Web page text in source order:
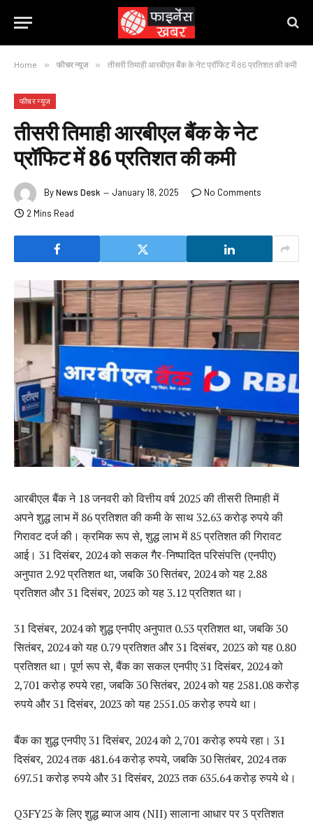
Home » फीचर न्यूज » तीसरी तिमाही आरबीएल बैंक के नेट प्रॉफिट में 86 प्रतिशत की कमी
फीचर न्यूज
तीसरी तिमाही आरबीएल बैंक के नेट
प्रॉफिट में 86 प्रतिशत की कमी
ByNews Desk January 18, 2025
No Comments
2 Mins Read
आरबीएल बैंक ने 18 जनवरी को वित्तीय वर्ष 2025 की तीसरी तिमाही में
अपने शुद्ध लाभ में 86 प्रतिशत की कमी के साथ 32.63 करोड़ रुपये की
गिरावट दर्ज की। क्रमिक रूप से, शुद्ध लाभ में 85 प्रतिशत की गिरावट
आई। 31 दिसंबर, 2024 को सकल गैर-निष्पादित परिसंपत्ति (एनपीए)
अनुपात 2.92 प्रतिशत था, जबकि 30 सितंबर, 2024 को यह 2.88
प्रतिशत और 31 दिसंबर, 2023 को यह 3.12 प्रतिशत था।
31 दिसंबर, 2024 को शुद्ध एनपीए अनुपात 0.53 प्रतिशत था, जबकि 30
सितंबर, 2024 को यह 0.79 प्रतिशत और 31 दिसंबर, 2023 को यह 0.80
प्रतिशत था। पूर्ण रूप से, बैंक का सकल एनपीए 31 दिसंबर, 2024 को
2,701 करोड़ रुपये रहा, जबकि 30 सितंबर, 2024 को यह 2581.08 करोड़
रुपये और 31 दिसंबर, 2023 को यह 2551.05 करोड़ रुपये था।
बैंक का शुद्ध एनपीए 31 दिसंबर, 2024 को 2,701 करोड़ रुपये रहा। 31
दिसंबर, 2024 तक 481.64 करोड़ रुपये, जबकि 30 सितंबर, 2024 तक
697.51 करोड़ रुपये और 31 दिसंबर, 2023 तक 635.64 करोड़ रुपये थे।
Q3FY25 के लिए शुद्ध ब्याज आय (NII) सालाना आधार पर 3 प्रतिशत